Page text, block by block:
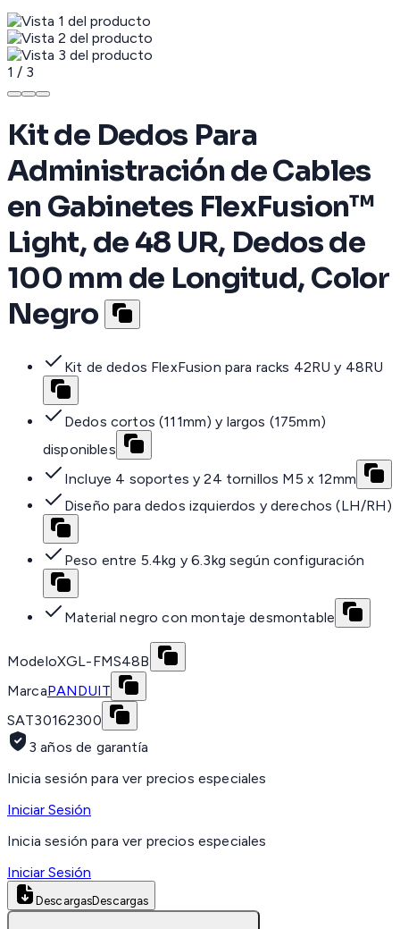
1 / 3
Kit de Dedos Para
Administración de Cables
en Gabinetes FlexFusion™
Light, de 48 UR, Dedos de
100 mm de Longitud, Color
Negro
Kit de dedos FlexFusion para racks 42RU y 48RU
Dedos cortos (111mm) y largos (175mm)
disponibles
Incluye 4 soportes y 24 tornillos M5 x 12mm
Diseño para dedos izquierdos y derechos (LH/RH)
Peso entre 5.4kg y 6.3kg según configuración
Material negro con montaje desmontable
ModeloXGL-FMS48B
MarcaPANDUIT
SAT30162300
3 años de garantía
Inicia sesión para ver precios especiales
Iniciar Sesión
Inicia sesión para ver precios especiales
Iniciar Sesión
DescargasDescargas